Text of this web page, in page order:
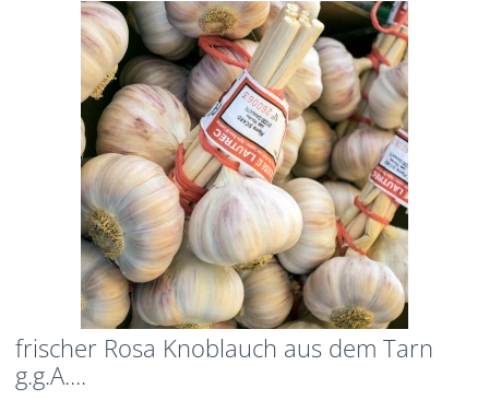
frischer Rosa Knoblauch aus dem Tarn
g.g.A....